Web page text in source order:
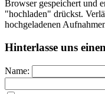
Browser gespeichert und
"hochladen" drückst.
hochgeladenen
Hinterlasse uns
Name: